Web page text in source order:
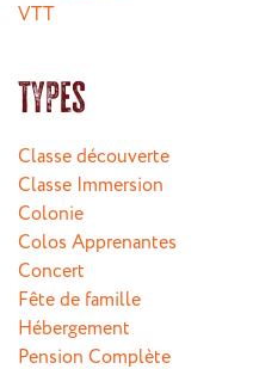
VTT
Types
Classe découverte
Classe Immersion
Colonie
Colos Apprenantes
Concert
Fête de famille
Hébergement
Pension Complète